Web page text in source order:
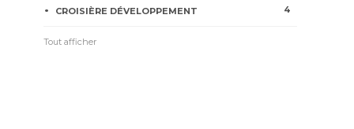
CROISIÈRE DÉVELOPPEMENT 4
Tout afficher